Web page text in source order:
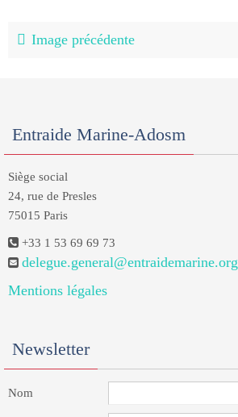
Image précédente
Entraide Marine-Adosm
Siège social
24, rue de Presles
75015 Paris
+33 1 53 69 69 73
delegue.general@entraidemarine.org
Mentions légales
Newsletter
Nom